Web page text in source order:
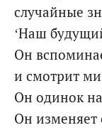
случайные
‘Наш
Он
и смотрит
Он одинок
Он изменяет